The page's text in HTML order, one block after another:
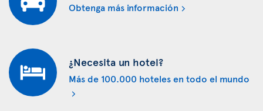
Obtenga más información
¿Necesita un hotel?
Más de 100.000 hoteles en todo el mundo